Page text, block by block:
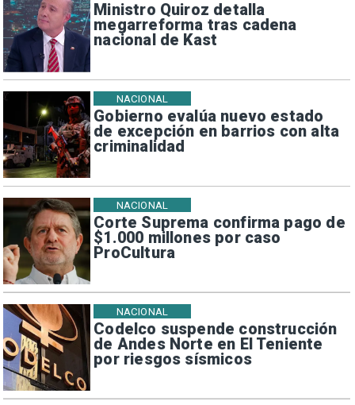
Ministro Quiroz detalla
megarreforma tras cadena
nacional de Kast
Gobierno evalúa nuevo estado
de excepción en barrios con alta
criminalidad
NACIONAL
Corte Suprema confirma pago de
$1.000 millones por caso
ProCultura
NACIONAL
Codelco suspende construcción
de Andes Norte en El Teniente
por riesgos sísmicos
NACIONAL